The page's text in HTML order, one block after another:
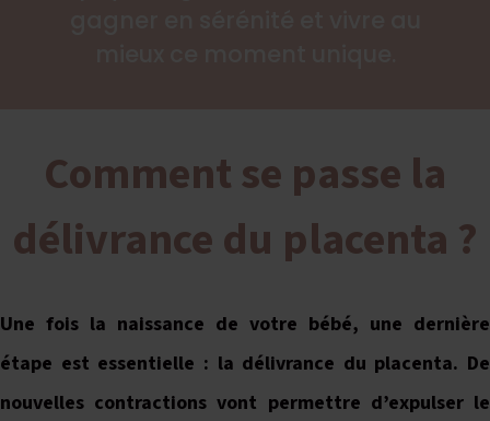
Comment se passe la
délivrance du placenta ?
Une fois la naissance de votre bébé, une dernière
étape est essentielle : la délivrance du placenta. De
nouvelles contractions vont permettre d’expulser le